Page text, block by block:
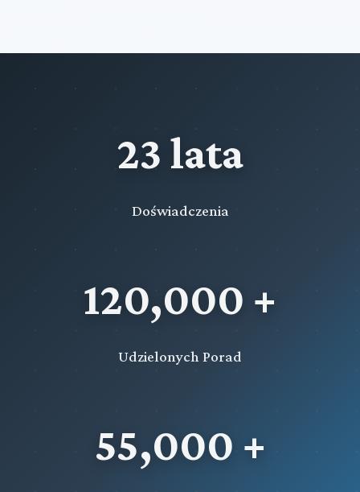
23 lata
Doświadczenia
120,000 +
Udzielonych Porad
55,000 +